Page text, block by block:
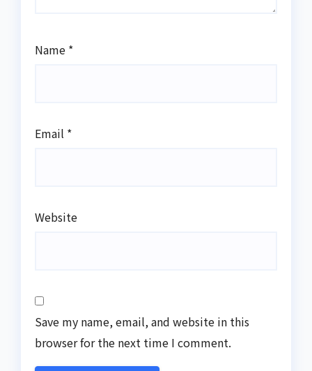
Name *
Email *
Website
Save my name, email, and website in this
browser for the next time I comment.